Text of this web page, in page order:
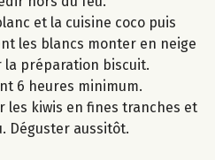
et la cuisine coco puis
les blancs monter en neige
la préparation biscuit.
6 heures minimum.
les kiwis en fines tranches et
Déguster aussitôt.